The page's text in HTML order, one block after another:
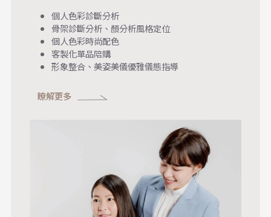
個人色彩診斷分析
骨架診斷分析、顏分析風格定位
個人色彩時尚配色
客製化單品陪購
形象整合、美姿美儀優雅儀態指導
瞭解更多